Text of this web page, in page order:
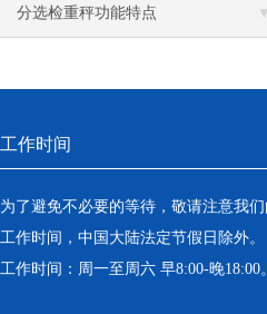
分选检重秤功能特点
工作时间
为了避免不必要的等待，敬请注意我
工作时间，中国大陆法定节假日除外。
工作时间：周一至周六 早8:00-晚18:00